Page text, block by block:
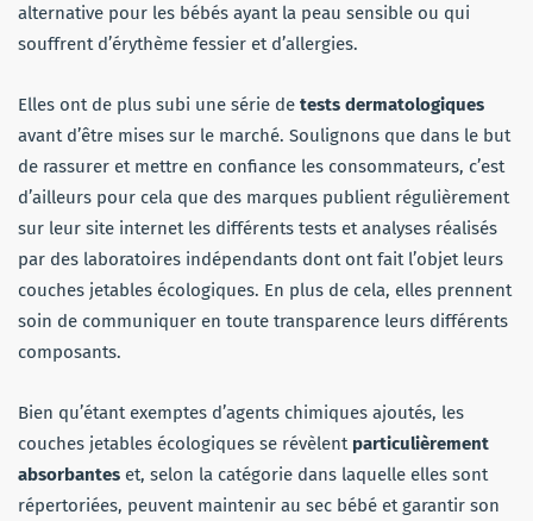
alternative pour les bébés ayant la peau sensible ou qui
souffrent d’érythème fessier et d’allergies.
Elles ont de plus subi une série de tests dermatologiques
avant d’être mises sur le marché. Soulignons que dans le but
de rassurer et mettre en confiance les consommateurs, c’est
d’ailleurs pour cela que des marques publient régulièrement
sur leur site internet les différents tests et analyses réalisés
par des laboratoires indépendants dont ont fait l’objet leurs
couches jetables écologiques. En plus de cela, elles prennent
soin de communiquer en toute transparence leurs différents
composants.
Bien qu’étant exemptes d’agents chimiques ajoutés, les
couches jetables écologiques se révèlent particulièrement
absorbantes et, selon la catégorie dans laquelle elles sont
répertoriées, peuvent maintenir au sec bébé et garantir son